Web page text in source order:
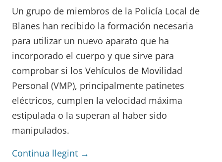
Un grupo de miembros de la Policía Local de
Blanes han recibido la formación necesaria
para utilizar un nuevo aparato que ha
incorporado el cuerpo y que sirve para
comprobar si los Vehículos de Movilidad
Personal (VMP), principalmente patinetes
eléctricos, cumplen la velocidad máxima
estipulada o la superan al haber sido
manipulados.
Continua llegint →